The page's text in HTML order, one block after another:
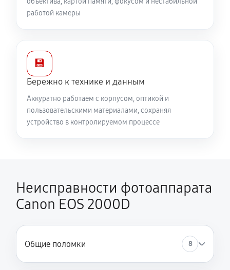
работой камеры
💾
Бережно к технике и данным
Аккуратно работаем с корпусом, оптикой и
пользовательскими материалами, сохраняя
устройство в контролируемом процессе
Неисправности фотоаппарата
Canon EOS 2000D
Общие поломки 8